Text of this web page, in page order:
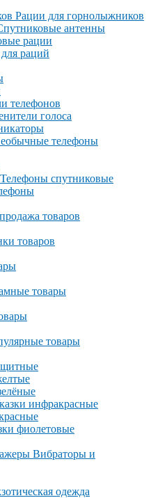
Рации для горнолыжников
антенны
рации
раций
телефонов
голоса
телефоны
Телефоны спутниковые
товаров
товаров
товары
товары
инфракрасные
фиолетовые
Вибраторы и
одежда